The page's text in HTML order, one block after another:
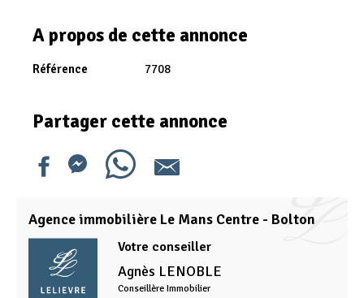
A propos de cette annonce
Référence 7708
Partager cette annonce
Agence immobilière Le Mans Centre - Bolton
Votre conseiller
Agnès LENOBLE
Conseillère Immobilier